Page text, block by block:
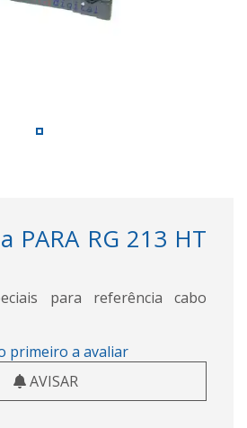
PARA RG 213 HT
para referência cabo
primeiro a avaliar
AVISAR